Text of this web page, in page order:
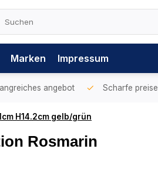
Marken Impressum
angebot Scharfe preise
H14.2cm gelb/grün
Rosmarin